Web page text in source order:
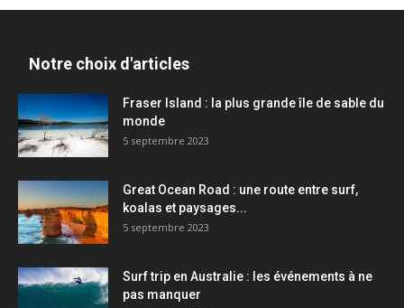
Notre choix d'articles
Fraser Island : la plus grande île de sable du
monde
5 septembre 2023
Great Ocean Road : une route entre surf,
koalas et paysages...
5 septembre 2023
Surf trip en Australie : les événements à ne
pas manquer